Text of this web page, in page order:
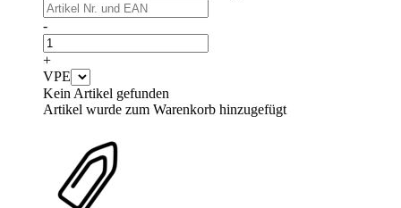
-
+
VPE
Kein Artikel gefunden
Artikel wurde zum Warenkorb hinzugefügt